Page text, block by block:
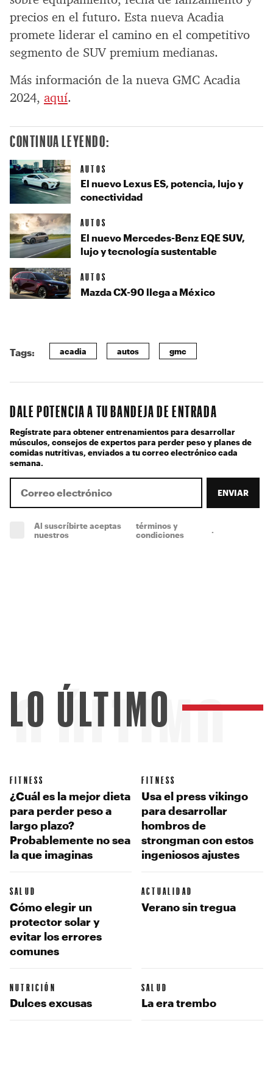
precios en el futuro. Esta nueva Acadia
promete liderar el camino en el competitivo
segmento de SUV premium medianas.
Más información de la nueva GMC Acadia
2024, aquí.
CONTINUA LEYENDO:
AUTOS
El nuevo Lexus ES, potencia, lujo y
conectividad
AUTOS
El nuevo Mercedes-Benz EQE SUV,
lujo y tecnología sustentable
AUTOS
Mazda CX-90 llega a México
Tags: acadia autos gmc
DALE POTENCIA A TU BANDEJA DE ENTRADA
Regístrate para obtener entrenamientos para desarrollar
músculos, consejos de expertos para perder peso y planes de
comidas nutritivas, enviados a tu correo electrónico cada
semana.
ENVIAR
Al suscríbirte aceptas
nuestros
términos y
condiciones
.
ÚLTIMO
LO ÚLTIMO
FITNESS
¿Cuál es la mejor dieta
para perder peso a
largo plazo?
Probablemente no sea
la que imaginas
FITNESS
Usa el press vikingo
para desarrollar
hombros de
strongman con estos
ingeniosos ajustes
SALUD
Cómo elegir un
protector solar y
evitar los errores
comunes
ACTUALIDAD
Verano sin tregua
NUTRICIÓN
Dulces excusas
SALUD
La era trembo